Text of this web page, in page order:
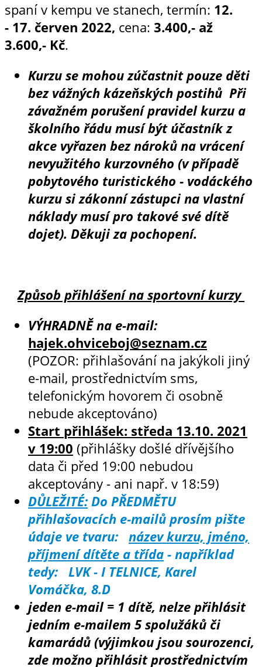
spaní v kempu ve stanech, termín: 12.
- 17. červen 2022, cena: 3.400,- až
3.600,- Kč.
Kurzu se mohou zúčastnit pouze děti
bez vážných kázeňských postihů Při
závažném porušení pravidel kurzu a
školního řádu musí být účastník z
akce vyřazen bez nároků na vrácení
nevyužitého kurzovného (v případě
pobytového turistického - vodáckého
kurzu si zákonní zástupci na vlastní
náklady musí pro takové své dítě
dojet). Děkuji za pochopení.
Způsob přihlášení na sportovní kurzy
VÝHRADNĚ na e-mail:
hajek.ohviceboj@seznam.cz
(POZOR: přihlašování na jakýkoli jiný
e-mail, prostřednictvím sms,
telefonickým hovorem či osobně
nebude akceptováno)
Start přihlášek: středa 13.10. 2021
v 19:00 (přihlášky došlé dřívějšího
data či před 19:00 nebudou
akceptovány - ani např. v 18:59)
DŮLEŽITÉ: Do PŘEDMĚTU
přihlašovacích e-mailů prosím pište
údaje ve tvaru: název kurzu, jméno,
příjmení dítěte a třída - například
tedy: LVK - I TELNICE, Karel
Vomáčka, 8.D
jeden e-mail = 1 dítě, nelze přihlásit
jedním e-mailem 5 spolužáků či
kamarádů (výjimkou jsou sourozenci,
zde možno přihlásit prostřednictvím